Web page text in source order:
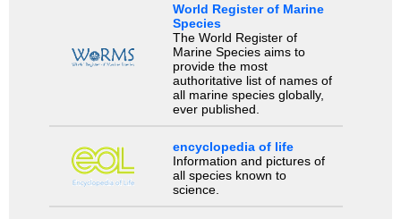
World Register of Marine
Species
The World Register of
Marine Species aims to
provide the most
authoritative list of names of
all marine species globally,
ever published.
encyclopedia of life
Information and pictures of
all species known to
science.